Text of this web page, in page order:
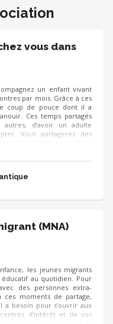
vous dans
un enfant vivant
par mois. Grâce à ces
coup de pouce dont il a
Ces temps partagés
d’avoir un adulte
Vous partagerez des
du cadre familial ou
plus : une communauté
à retrouver lors des
fêtes...)
(MNA)
les jeunes migrants
éducatif au quotidien. Pour
des personnes extra-
ces moments de partage,
besoin pour s’ouvrir aux
d’intérêt et de vos